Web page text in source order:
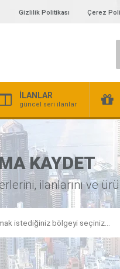
Gizlilik Politikası Çerez
İLANLAR
güncel seri ilanlar
KAYDET
ilanlarını ve